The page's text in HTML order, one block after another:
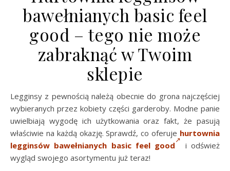
bawełnianych basic feel
good – tego nie może
zabraknąć w Twoim
sklepie
Legginsy z pewnością należą obecnie do grona najczęściej
wybieranych przez kobiety części garderoby. Modne panie
uwielbiają wygodę ich użytkowania oraz fakt, że pasują
właściwie na każdą okazję. Sprawdź, co oferuje hurtownia
legginsów bawełnianych basic feel good
i odśwież
wygląd swojego asortymentu już teraz!